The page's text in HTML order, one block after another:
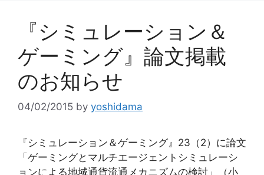
『シミュレーション＆
ゲーミング』論文掲載
のお知らせ
04/02/2015 by yoshidama
『シミュレーション＆ゲーミング』23（2）に論文
「ゲーミングとマルチエージェントシミュレーシ
ョンによる地域通貨流通メカニズムの検討」（小